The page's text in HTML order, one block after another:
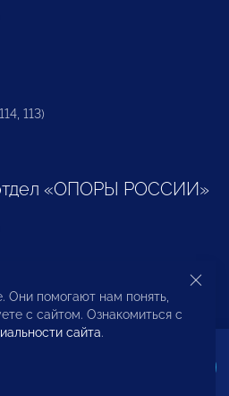
113)
«ОПОРЫ РОССИИ»
предпринимателей и
Они помогают нам понять,
с сайтом. Ознакомиться с
сайта.